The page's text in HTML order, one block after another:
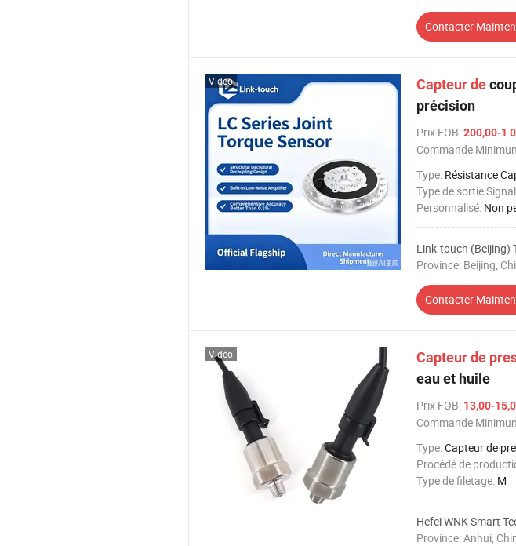
Contacter
Capteurde
précision
Prix FOB:200,00-1
Commande
Type: Résistance
Type de sortie
Personnalisé: Non
Link-touch (Beijing)
Province: Beijing,
Contacter
Vidéo
Capteurde
eau et huile
Prix FOB: 13,00-
Commande
Type:Capteur de
Procédé de
Type de filetage: M
Hefei WNK Smart
Province: Anhui,
Vidéo